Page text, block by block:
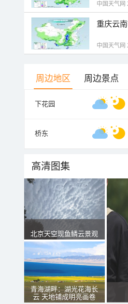
中国天气网
重庆云
中国天气网
周边地区 周边景点
下花园
桥东
高清图集
北京天空现鱼鳞云景观
青海湖畔：湖光花海长
云 天地铺成明亮画卷